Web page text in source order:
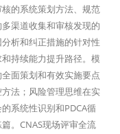
的系统策划方法、规范
渠道收集和审核发现的
析和纠正措施的针对性
持续能力提升路径。模
面策划和有效实施要点
法；风险管理思维在实
系统性识别和PDCA循
。CNAS现场评审全流